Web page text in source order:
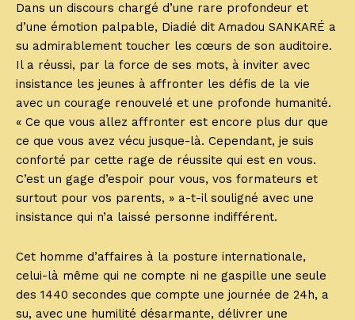
Dans un discours chargé d’une rare profondeur et
d’une émotion palpable, Diadié dit Amadou SANKARÉ a
su admirablement toucher les cœurs de son auditoire.
Il a réussi, par la force de ses mots, à inviter avec
insistance les jeunes à affronter les défis de la vie
avec un courage renouvelé et une profonde humanité.
« Ce que vous allez affronter est encore plus dur que
ce que vous avez vécu jusque-là. Cependant, je suis
conforté par cette rage de réussite qui est en vous.
C’est un gage d’espoir pour vous, vos formateurs et
surtout pour vos parents, » a-t-il souligné avec une
insistance qui n’a laissé personne indifférent.
Cet homme d’affaires à la posture internationale,
celui-là même qui ne compte ni ne gaspille une seule
des 1440 secondes que compte une journée de 24h, a
su, avec une humilité désarmante, délivrer une